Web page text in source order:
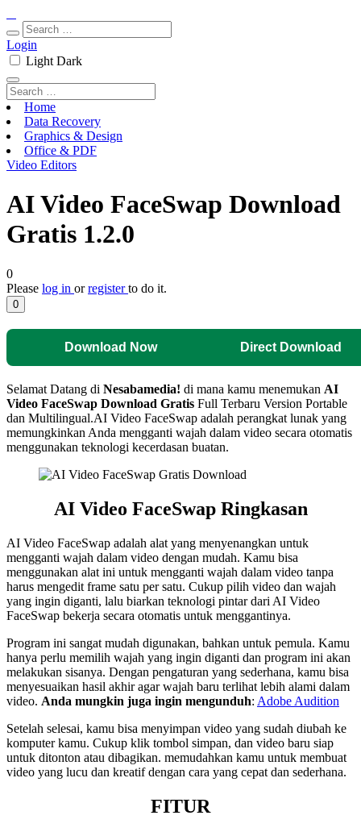
Login
Light Dark
Home
Data Recovery
Graphics & Design
Office & PDF
Video Editors
AI Video FaceSwap Download
Gratis 1.2.0
0
Please log in orregisterto do it.
0
Download Now Direct Download
Selamat Datang di Nesabamedia! di mana kamu menemukan AI
Video FaceSwap Download Gratis Full Terbaru Version Portable
dan Multilingual.AI Video FaceSwap adalah perangkat lunak yang
memungkinkan Anda mengganti wajah dalam video secara otomatis
menggunakan teknologi kecerdasan buatan.
AI Video FaceSwap Ringkasan
AI Video FaceSwap adalah alat yang menyenangkan untuk
mengganti wajah dalam video dengan mudah. Kamu bisa
menggunakan alat ini untuk mengganti wajah dalam video tanpa
harus mengedit frame satu per satu. Cukup pilih video dan wajah
yang ingin diganti, lalu biarkan teknologi pintar dari AI Video
FaceSwap bekerja secara otomatis untuk menggantinya.
Program ini sangat mudah digunakan, bahkan untuk pemula. Kamu
hanya perlu memilih wajah yang ingin diganti dan program ini akan
melakukan sisanya. Dengan pengaturan yang sederhana, kamu bisa
menyesuaikan hasil akhir agar wajah baru terlihat lebih alami dalam
video. Anda mungkin juga ingin mengunduh: Adobe Audition
Setelah selesai, kamu bisa menyimpan video yang sudah diubah ke
komputer kamu. Cukup klik tombol simpan, dan video baru siap
untuk ditonton atau dibagikan. memudahkan kamu untuk membuat
video yang lucu dan kreatif dengan cara yang cepat dan sederhana.
FITUR